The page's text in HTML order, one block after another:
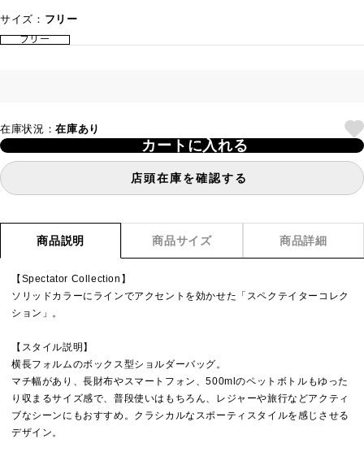
サイズ： フリー
フリー
在庫状況：在庫あり
カートに入れる
店頭在庫を確認する
商品説明 商品サイズ 商品詳細
【Spectator Collection】
ソリッドカラーにラインでアクセントを効かせた「スペクテイターコレク
ション」。
【スタイル説明】
横長フォルムのボックス型ショルダーバッグ。
マチ幅があり、長財布やスマートフォン、500mlのペットボトルもゆった
り収まるサイズ感で、普段使いはもちろん、レジャーや旅行などアクティ
ブなシーンにもおすすめ。クラシカルなスポーティスタイルを感じさせる
デザイン。